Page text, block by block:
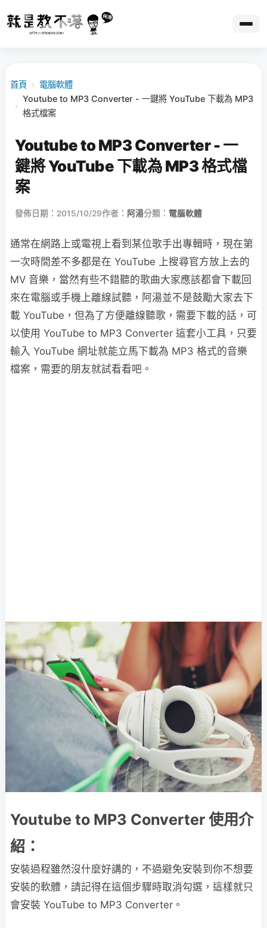
首頁 › 電腦軟體
›
Youtube to MP3 Converter - 一鍵將 YouTube 下載為 MP3
格式檔案
Youtube to MP3 Converter - 一
鍵將 YouTube 下載為 MP3 格式檔
案
發佈日期：2015/10/29作者： 阿湯分類： 電腦軟體
通常在網路上或電視上看到某位歌手出專輯時，現在第
一次時間差不多都是在 YouTube 上搜尋官方放上去的
MV 音樂，當然有些不錯聽的歌曲大家應該都會下載回
來在電腦或手機上離線試聽，阿湯並不是鼓勵大家去下
載 YouTube，但為了方便離線聽歌，需要下載的話，可
以使用 YouTube to MP3 Converter 這套小工具，只要
輸入 YouTube 網址就能立馬下載為 MP3 格式的音樂
檔案，需要的朋友就試看看吧。
Youtube to MP3 Converter 使用介
紹：
安裝過程雖然沒什麼好講的，不過避免安裝到你不想要
安裝的軟體，請記得在這個步驟時取消勾選，這樣就只
會安裝 YouTube to MP3 Converter。